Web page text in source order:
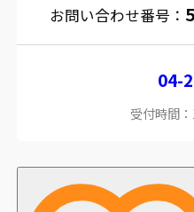
お問い合わせ番号：
04-
受付時間